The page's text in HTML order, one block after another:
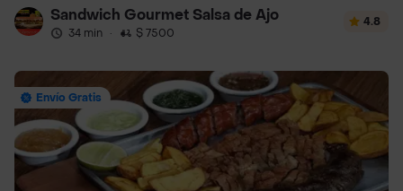
Sandwich Gourmet Salsa de Ajo
34 min · $ 7500
4.8
Envío Gratis